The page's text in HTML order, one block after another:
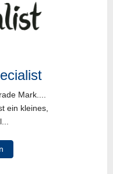
Mark....
ein kleines,